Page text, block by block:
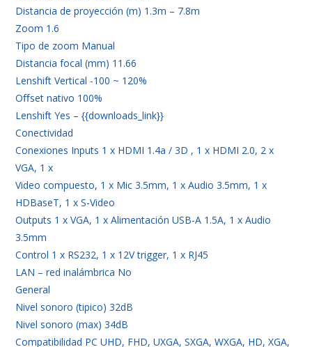
Distancia de proyección (m) 1.3m – 7.8m
Zoom 1.6
Tipo de zoom Manual
Distancia focal (mm) 11.66
Lenshift Vertical -100 ~ 120%
Oﬀset nativo 100%
Lenshift Yes – {{downloads_link}}
Conectividad
Conexiones Inputs 1 x HDMI 1.4a / 3D , 1 x HDMI 2.0, 2 x
VGA, 1 x
Video compuesto, 1 x Mic 3.5mm, 1 x Audio 3.5mm, 1 x
HDBaseT, 1 x S-Video
Outputs 1 x VGA, 1 x Alimentación USB-A 1.5A, 1 x Audio
3.5mm
Control 1 x RS232, 1 x 12V trigger, 1 x RJ45
LAN – red inalámbrica No
General
Nivel sonoro (tipico) 32dB
Nivel sonoro (max) 34dB
Compatibilidad PC UHD, FHD, UXGA, SXGA, WXGA, HD, XGA,